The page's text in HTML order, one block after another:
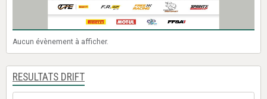
Aucun évènement à afficher.
RESULTATS DRIFT